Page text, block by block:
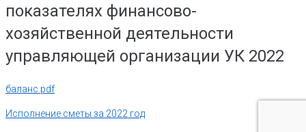
показателях финансово-
хозяйственной деятельности
управляющей организации УК 2022
баланс pdf
Исполнение сметы за 2022 год